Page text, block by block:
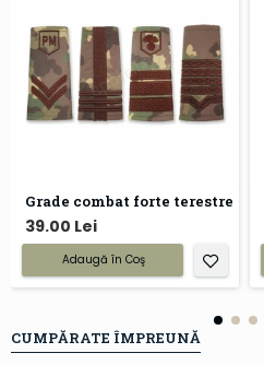
Grade combat forte terestre
39.00 Lei
Adaugă în Coş
CUMPĂRATE ÎMPREUNĂ